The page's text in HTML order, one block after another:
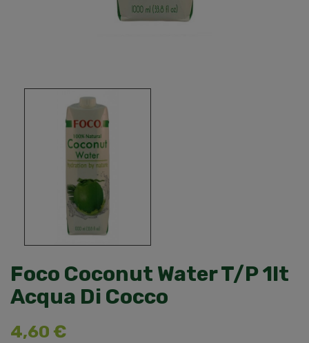
Foco Coconut Water T/p 1lt
Acqua Di Cocco
4,60 €